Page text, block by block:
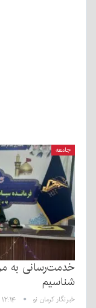
جامعه
خدمت‌رسانی به
شناسیم
خبرنگار کرمان نو ۱۲:۱۴ - ۱۴ اسفند ۱۴۰۰